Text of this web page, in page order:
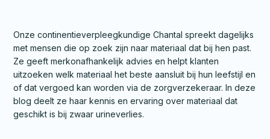
Onze continentieverpleegkundige Chantal spreekt dagelijks
met mensen die op zoek zijn naar materiaal dat bij hen past.
Ze geeft merkonafhankelijk advies en helpt klanten
uitzoeken welk materiaal het beste aansluit bij hun leefstijl en
of dat vergoed kan worden via de zorgverzekeraar. In deze
blog deelt ze haar kennis en ervaring over materiaal dat
geschikt is bij zwaar urineverlies.